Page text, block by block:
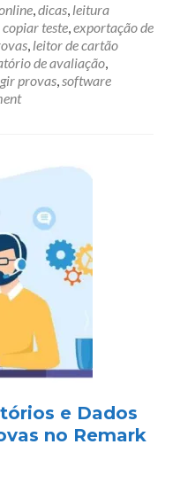
,dicas, leitura
copiar teste,exportação de
, leitor de cartão
de avaliação,
provas,software
e Dados
no Remark